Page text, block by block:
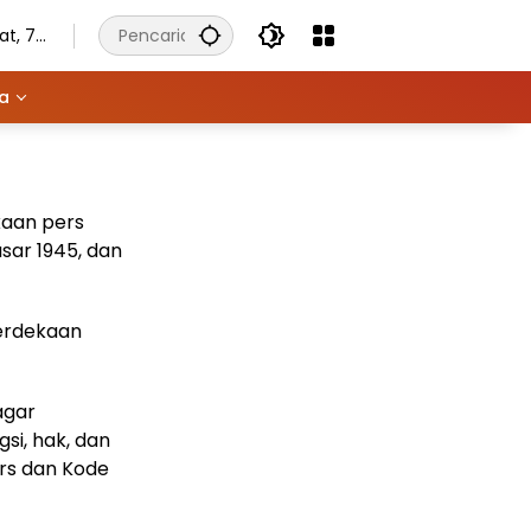
7
pers
1945, dan
hak, dan
dan Kode